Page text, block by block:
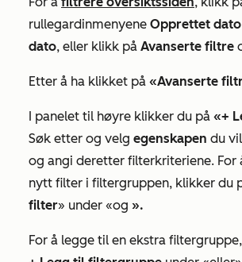
rullegardinmenyene Opprettet dato
dato, eller klikk på Avanserte filtre
Etter å ha klikket på «Avanserte
I panelet til høyre klikker du på «+
Søk etter og velg egenskapen du
og angi deretter filterkriteriene. For
nytt filter i filtergruppen, klikker du
filter» under «og ».
For å legge til en ekstra